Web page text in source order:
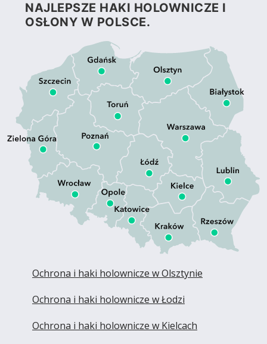
NAJLEPSZE HAKI HOLOWNICZE I
OSŁONY W POLSCE.
Ochrona i haki holownicze w Olsztynie
Ochrona i haki holownicze w Łodzi
Ochrona i haki holownicze w Kielcach